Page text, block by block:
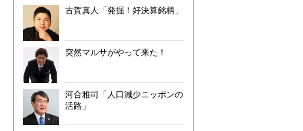
古賀真人「発掘！好決算銘柄」
突然マルサがやって来た！
河合雅司「人口減少ニッポンの
活路」